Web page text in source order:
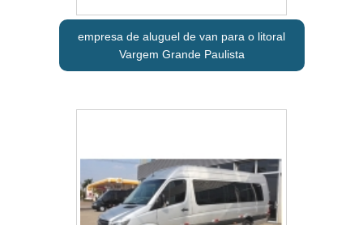
empresa de aluguel de van para o litoral
Vargem Grande Paulista